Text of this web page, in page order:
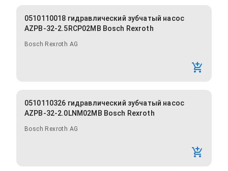
0510110018 гидравлический зубчатый насос
AZPB-32-2.5RCP02MB Bosch Rexroth
Bosch Rexroth AG
0510110326 гидравлический зубчатый насос
AZPB-32-2.0LNM02MB Bosch Rexroth
Bosch Rexroth AG